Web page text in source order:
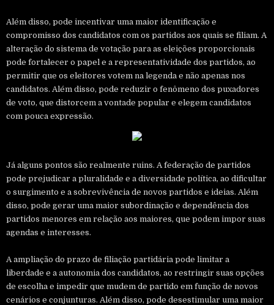
Além disso, pode incentivar uma maior identificação e
compromisso dos candidatos com os partidos aos quais se filiam. A
alteração do sistema de votação para as eleições proporcionais
pode fortalecer o papel e a representatividade dos partidos, ao
permitir que os eleitores votem na legenda e não apenas nos
candidatos. Além disso, pode reduzir o fenômeno dos puxadores
de voto, que distorcem a vontade popular e elegem candidatos
com pouca expressão.
Já alguns pontos são realmente ruins. A federação de partidos
pode prejudicar a pluralidade e a diversidade política, ao dificultar
o surgimento e a sobrevivência de novos partidos e ideias. Além
disso, pode gerar uma maior subordinação e dependência dos
partidos menores em relação aos maiores, que podem impor suas
agendas e interesses.
A ampliação do prazo de filiação partidária pode limitar a
liberdade e a autonomia dos candidatos, ao restringir suas opções
de escolha e impedir que mudem de partido em função de novos
cenários e conjunturas. Além disso, pode desestimular uma maior